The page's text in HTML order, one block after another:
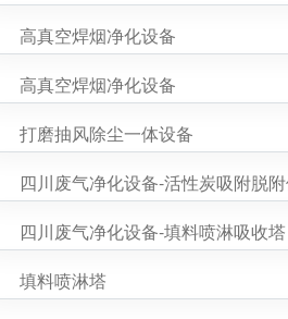
高真空焊烟净化设备
高真空焊烟净化设备
打磨抽风除尘一体设备
四川废气净化设备-活性炭吸附脱
四川废气净化设备-填料喷淋吸收塔
填料喷淋塔